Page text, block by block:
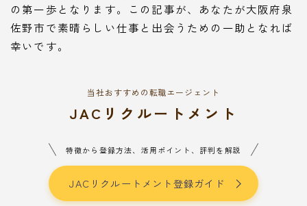
の第一歩となります。この記事が、あなたが大阪府泉
佐野市で素晴らしい仕事と出会うための一助となれば
幸いです。
当社おすすめの転職エージェント
JACリクルートメント
特徴から登録方法、活用ポイント、評判を解説
JACリクルートメント登録ガイド